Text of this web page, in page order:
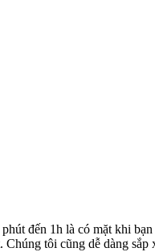
đến 1h là có mặt khi
tôi cũng dễ dàng sắp